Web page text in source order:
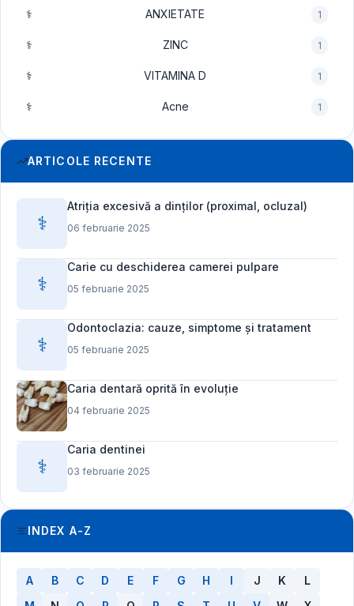
⚕️ ANXIETATE 1
⚕️ ZINC 1
⚕️ VITAMINA D 1
⚕️ Acne 1
ARTICOLE RECENTE
⚕️
Atriția excesivă a dinților (proximal, ocluzal)
06 februarie 2025
⚕️
Carie cu deschiderea camerei pulpare
05 februarie 2025
⚕️
Odontoclazia: cauze, simptome și tratament
05 februarie 2025
Caria dentară oprită în evoluție
04 februarie 2025
⚕️
Caria dentinei
03 februarie 2025
INDEX A-Z
A B C D E F G H I J K
L